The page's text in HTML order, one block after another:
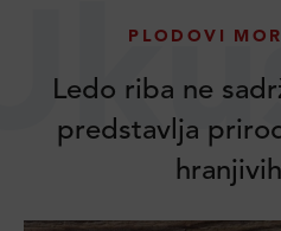
PLODOVI
Ledo riba ne
predstavlja